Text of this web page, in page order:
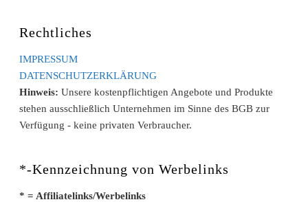
Rechtliches
IMPRESSUM
DATENSCHUTZERKLÄRUNG
Hinweis: Unsere kostenpflichtigen Angebote und Produkte
stehen ausschließlich Unternehmen im Sinne des BGB zur
Verfügung - keine privaten Verbraucher.
*-Kennzeichnung von Werbelinks
* = Affiliatelinks/Werbelinks